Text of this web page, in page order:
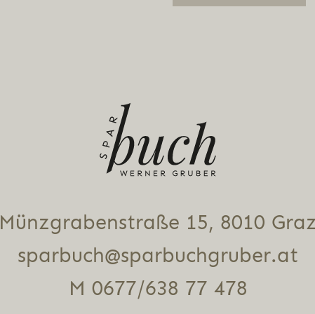
Münz­gra­ben­stra­ße 15, 8010
sparbuch@sparbuchgruber.at
M 0677/638 77 478